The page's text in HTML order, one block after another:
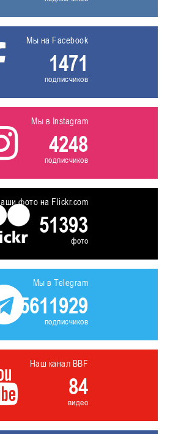
Мы на Facebook
1471
подписчиков
Мы в Instagram
4248
подписчиков
фото на Flickr.com
51393
фото
Мы в Telegram
5611929
подписчиков
Наш канал BBF
84
видео